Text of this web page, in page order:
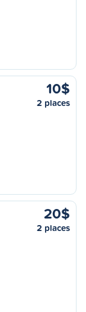
10$
2 places
20$
2 places